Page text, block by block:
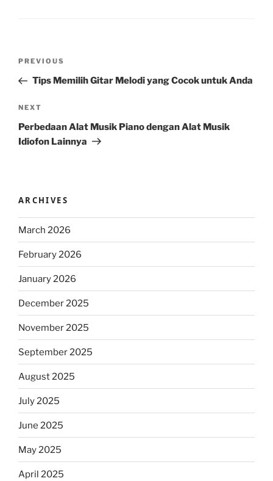
Previous
Post
PREVIOUS
Tips Memilih Gitar Melodi yang Cocok untuk Anda
Next
Post
NEXT
Perbedaan Alat Musik Piano dengan Alat Musik
Idiofon Lainnya
ARCHIVES
March 2026
February 2026
January 2026
December 2025
November 2025
September 2025
August 2025
July 2025
June 2025
May 2025
April 2025